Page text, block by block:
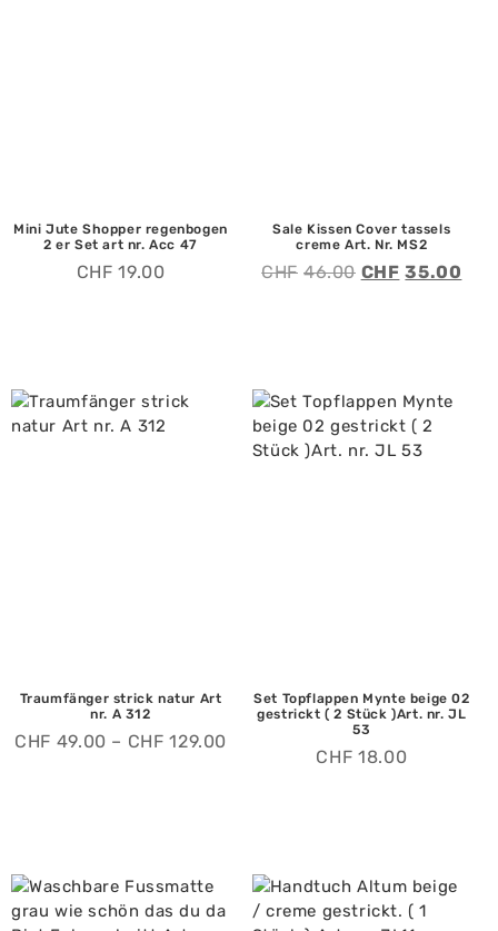
Mini Jute Shopper regenbogen
2 er Set art nr. Acc 47
CHF 19.00
Sale Kissen Cover tassels
creme Art. Nr. MS2
CHF 46.00 CHF 35.00
Traumfänger strick natur Art
nr. A 312
CHF 49.00 – CHF 129.00
Set Topflappen Mynte beige 02
gestrickt ( 2 Stück )Art. nr. JL
53
CHF 18.00